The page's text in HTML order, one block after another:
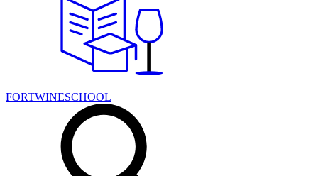
FORTWINESCHOOL